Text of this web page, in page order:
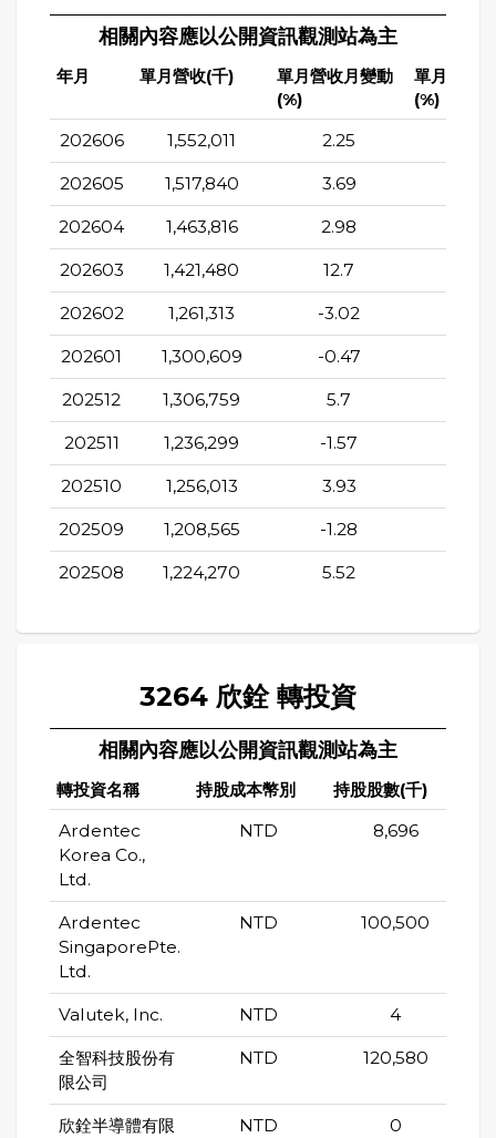
相關內容應以公開資訊觀測站為主
年月 單月營收(千)
單月營收月變動
(%)
單月營收
(%)
202606 1,552,011 2.25
202605 1,517,840 3.69
202604 1,463,816 2.98
202603 1,421,480 12.7
202602 1,261,313 -3.02
202601 1,300,609 -0.47
202512 1,306,759 5.7
202511 1,236,299 -1.57
202510 1,256,013 3.93
202509 1,208,565 -1.28
202508 1,224,270 5.52
3264 欣銓 轉投資
相關內容應以公開資訊觀測站為主
轉投資名稱 持股成本幣別 持股股數(千)
Ardentec
Korea Co.,
Ltd.
NTD 8,696
Ardentec
SingaporePte.
Ltd.
NTD 100,500
Valutek, Inc. NTD 4
全智科技股份有
限公司
NTD 120,580
欣銓半導體有限
NTD 0